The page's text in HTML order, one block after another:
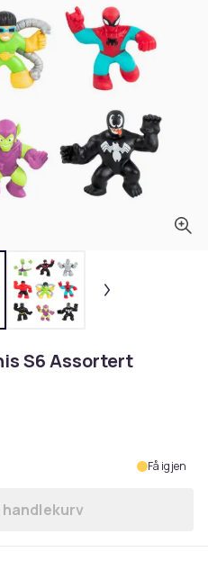
S6 Assortert
Få igjen
Legg Goo Jit Zu Marvel
handlekurv